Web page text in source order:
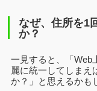
なぜ、住所を1
か？
一見すると、「Web
麗に統一してしまえ
か？」と思えるかも